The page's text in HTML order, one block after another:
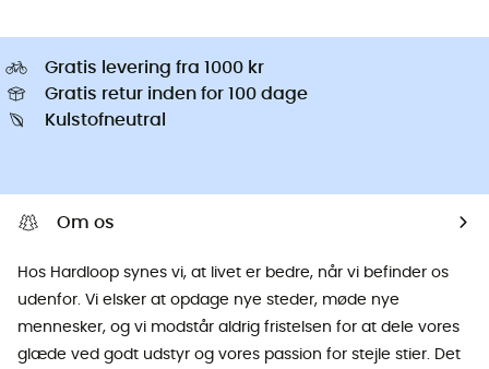
Gratis levering fra 1000 kr
Gratis retur inden for 100 dage
Kulstofneutral
Om os
Hos Hardloop synes vi, at livet er bedre, når vi befinder os
udenfor. Vi elsker at opdage nye steder, møde nye
mennesker, og vi modstår aldrig fristelsen for at dele vores
glæde ved godt udstyr og vores passion for stejle stier. Det